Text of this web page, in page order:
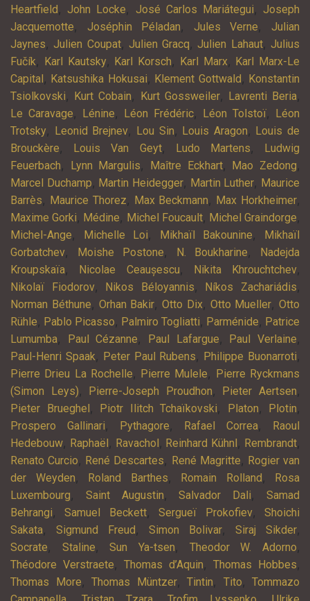
Heartfield , John Locke, José Carlos Mariátegui, Joseph
Jacquemotte, Joséphin Péladan, Jules Verne, Julian
Jaynes, Julien Coupat, Julien Gracq, Julien Lahaut, Julius
Fučík, Karl Kautsky, Karl Korsch, Karl Marx, Karl Marx-Le
Capital , Katsushika Hokusai, Klement Gottwald , Konstantin
Tsiolkovski, Kurt Cobain, Kurt Gossweiler, Lavrenti Beria,
Le Caravage, Lénine, Léon Frédéric, Léon Tolstoï,
Léon
Trotsky, Leonid Brejnev, Lou Sin, Louis Aragon, Louis de
Brouckère, Louis Van Geyt, Ludo Martens,
Ludwig
Feuerbach, Lynn Margulis, Maître Eckhart, Mao Zedong,
Marcel Duchamp, Martin Heidegger, Martin Luther, Maurice
Barrès, Maurice Thorez, Max Beckmann, Max Horkheimer,
Maxime Gorki, Médine, Michel Foucault, Michel Graindorge,
Michel-Ange, Michelle Loi, Mikhaïl Bakounine,
Mikhaïl
Gorbatchev, Moishe Postone, N. Boukharine,
Nadejda
Kroupskaïa, Nicolae Ceaușescu, Nikita Khrouchtchev,
Nikolaï Fiodorov, Nikos Béloyannis, Níkos Zachariádis,
Norman Béthune, Orhan Bakir, Otto Dix, Otto Mueller, Otto
Rühle, Pablo Picasso, Palmiro Togliatti, Parménide, Patrice
Lumumba, Paul Cézanne, Paul Lafargue, Paul Verlaine,
Paul-Henri Spaak, Peter Paul Rubens, Philippe Buonarroti,
Pierre Drieu La Rochelle, Pierre Mulele,
Pierre Ryckmans
(Simon Leys), Pierre-Joseph Proudhon, Pieter Aertsen,
Pieter Brueghel , Piotr Ilitch Tchaïkovski, Platon, Plotin,
Prospero Gallinari, Pythagore, Rafael Correa,
Raoul
Hedebouw, Raphaël , Ravachol , Reinhard Kühnl , Rembrandt,
Renato Curcio, René Descartes, René Magritte, Rogier van
der Weyden, Roland Barthes, Romain Rolland ,
Rosa
Luxembourg, Saint Augustin,Salvador Dali,Samad
Behrangi,Samuel Beckett,Sergueï Prokofiev,Shoichi
Sakata, Sigmund Freud , Simon Bolivar, Siraj Sikder,
Socrate, Staline,Sun Ya-tsen, Theodor W. Adorno,
Théodore Verstraete, Thomas d’Aquin, Thomas Hobbes,
Thomas More, Thomas Müntzer, Tintin, Tito, Tommazo